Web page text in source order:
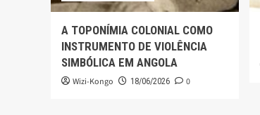
A TOPONÍMIA COLONIAL COMO
INSTRUMENTO DE VIOLÊNCIA
SIMBÓLICA EM ANGOLA
Wizi-Kongo 18/06/2026 0